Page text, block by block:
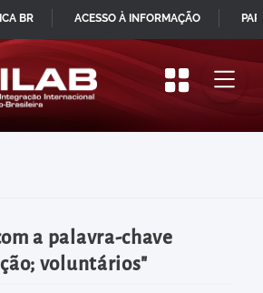
a palavra-chave
voluntários"
IR
PARA
CONTEÚDO
BR ACESSO À INFORMAÇÃO